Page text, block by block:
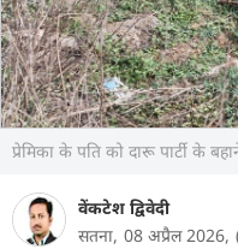
प्रेमिका के पति को दारू पार्टी के
वेंकटेश द्विवेदी
सतना, 08 अप्रैल 2026,